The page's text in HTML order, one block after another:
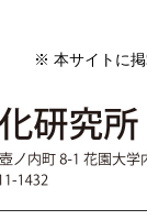
※ 本サイトに